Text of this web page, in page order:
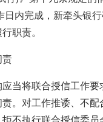
日内完成，新牵头银
职责。
责
当将联合授信工作
。对工作推诿、不配
不执行联合授信委